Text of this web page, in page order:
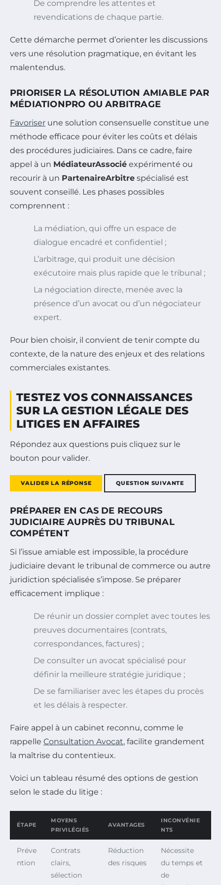
De comprendre les attentes et
revendications de chaque partie.
Cette démarche permet d’orienter les discussions
vers une résolution pragmatique, en évitant les
malentendus.
PRIORISER LA RÉSOLUTION AMIABLE PAR
MÉDIATIONPRO OU ARBITRAGE
Favoriser une solution consensuelle constitue une
méthode efficace pour éviter les coûts et délais
des procédures judiciaires. Dans ce cadre, faire
appel à un MédiateurAssocié expérimenté ou
recourir à un PartenaireArbitre spécialisé est
souvent conseillé. Les phases possibles
comprennent :
La médiation, qui offre un espace de
dialogue encadré et confidentiel ;
L’arbitrage, qui produit une décision
exécutoire mais plus rapide que le tribunal ;
La négociation directe, menée avec la
présence d’un avocat ou d’un négociateur
expert.
Pour bien choisir, il convient de tenir compte du
contexte, de la nature des enjeux et des relations
commerciales existantes.
TESTEZ VOS CONNAISSANCES
SUR LA GESTION LÉGALE DES
LITIGES EN AFFAIRES
Répondez aux questions puis cliquez sur le
bouton pour valider.
VALIDER LA RÉPONSE QUESTION SUIVANTE
PRÉPARER EN CAS DE RECOURS
JUDICIAIRE AUPRÈS DU TRIBUNAL
COMPÉTENT
Si l’issue amiable est impossible, la procédure
judiciaire devant le tribunal de commerce ou autre
juridiction spécialisée s’impose. Se préparer
efficacement implique :
De réunir un dossier complet avec toutes les
preuves documentaires (contrats,
correspondances, factures) ;
De consulter un avocat spécialisé pour
définir la meilleure stratégie juridique ;
De se familiariser avec les étapes du procès
et les délais à respecter.
Faire appel à un cabinet reconnu, comme le
rappelle Consultation Avocat, facilite grandement
la maîtrise du contentieux.
Voici un tableau résumé des options de gestion
selon le stade du litige :
ÉTAPE
MOYENS
PRIVILÉGIÉS
AVANTAGES
INCONVÉNIE
NTS
Préve
ntion
Contrats
clairs,
sélection
Réduction
des risques
Nécessite
du temps et
de